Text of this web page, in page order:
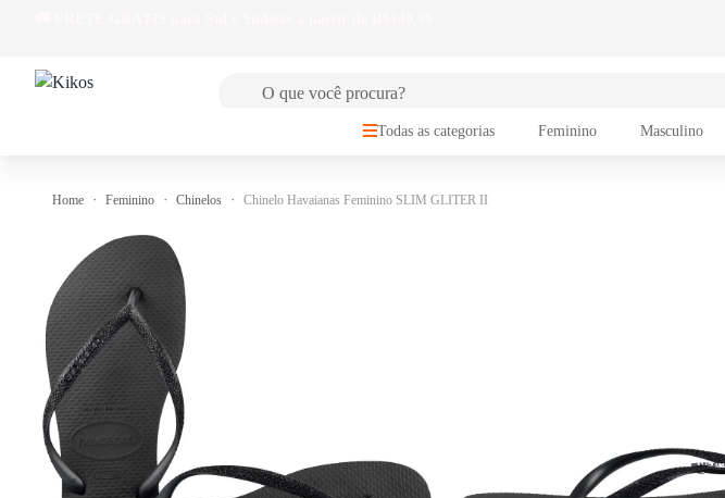
Todas as categorias Feminino Masculino
Home Feminino Chinelos Chinelo Havaianas Feminino SLIM GLITER II